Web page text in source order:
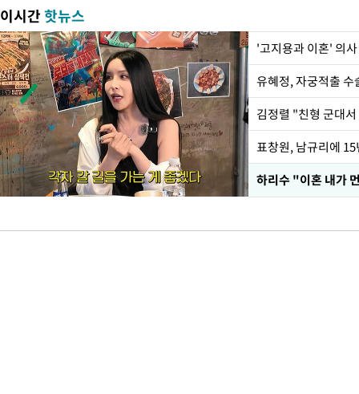
이시간핫뉴스
'고지용과 이혼' 의
유혜정, 자궁적출
김정렬 "친형 군대
하리수 "이혼 내가